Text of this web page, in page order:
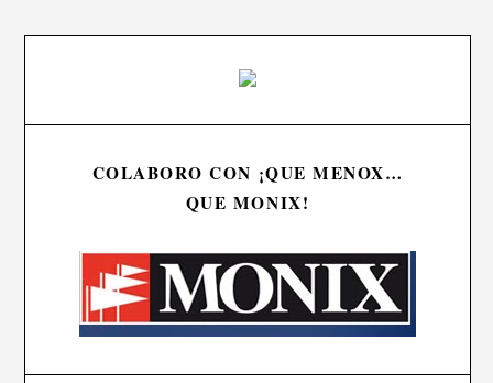
COLABORO CON ¡QUE MENOX…
QUE MONIX!